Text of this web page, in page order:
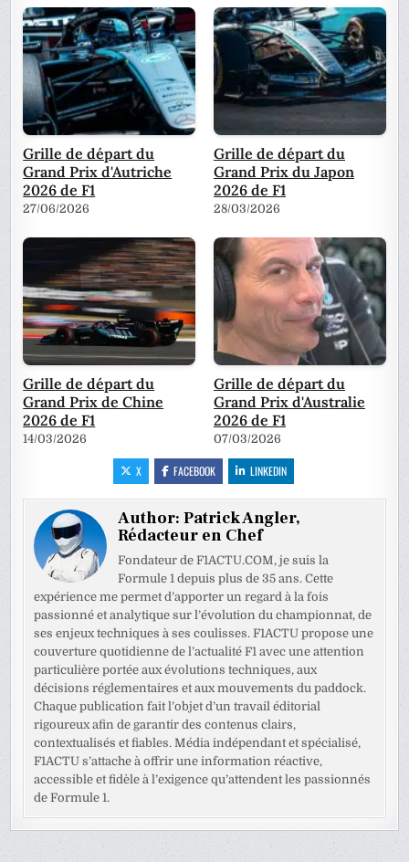
Grille de départ du
Grand Prix d'Autriche
2026 de F1
27/06/2026
Grille de départ du
Grand Prix du Japon
2026 de F1
28/03/2026
Grille de départ du
Grand Prix de Chine
2026 de F1
14/03/2026
Grille de départ du
Grand Prix d'Australie
2026 de F1
07/03/2026
X FACEBOOK LINKEDIN
Author:Patrick Angler,
Rédacteur en Chef
Fondateur de F1ACTU.COM, je suis la
Formule 1 depuis plus de 35 ans. Cette
expérience me permet d’apporter un regard à la fois
passionné et analytique sur l’évolution du championnat, de
ses enjeux techniques à ses coulisses. F1ACTU propose une
couverture quotidienne de l’actualité F1 avec une attention
particulière portée aux évolutions techniques, aux
décisions réglementaires et aux mouvements du paddock.
Chaque publication fait l’objet d’un travail éditorial
rigoureux afin de garantir des contenus clairs,
contextualisés et fiables. Média indépendant et spécialisé,
F1ACTU s’attache à offrir une information réactive,
accessible et fidèle à l’exigence qu’attendent les passionnés
de Formule 1.